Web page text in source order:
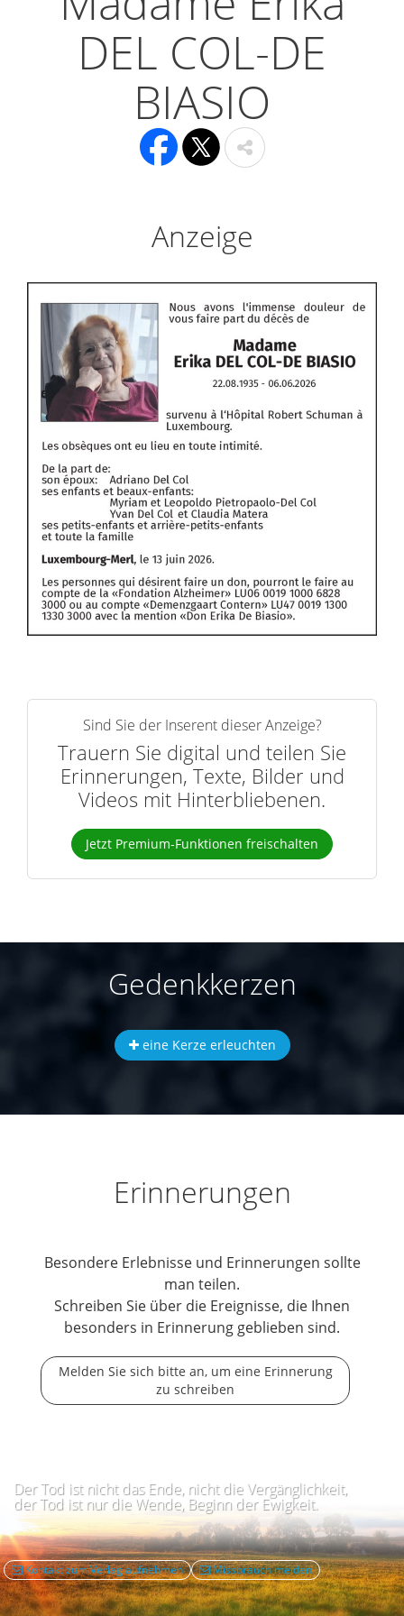
DEL COL-DE
BIASIO
Anzeige
Sind Sie der Inserent dieser Anzeige?
Trauern Sie digital und teilen Sie
Erinnerungen, Texte, Bilder und
Videos mit Hinterbliebenen.
Jetzt Premium-Funktionen freischalten
Gedenkkerzen
eine Kerze erleuchten
Erinnerungen
Besondere Erlebnisse und Erinnerungen sollte
man teilen.
Schreiben Sie über die Ereignisse, die Ihnen
besonders in Erinnerung geblieben sind.
Melden Sie sich bitte an, um eine Erinnerung
zu schreiben
Der Tod ist nicht das Ende, nicht die Vergänglichkeit,
der Tod ist nur die Wende, Beginn der Ewigkeit.
Kontakt zum Verlag aufnehmen Missbrauch melden